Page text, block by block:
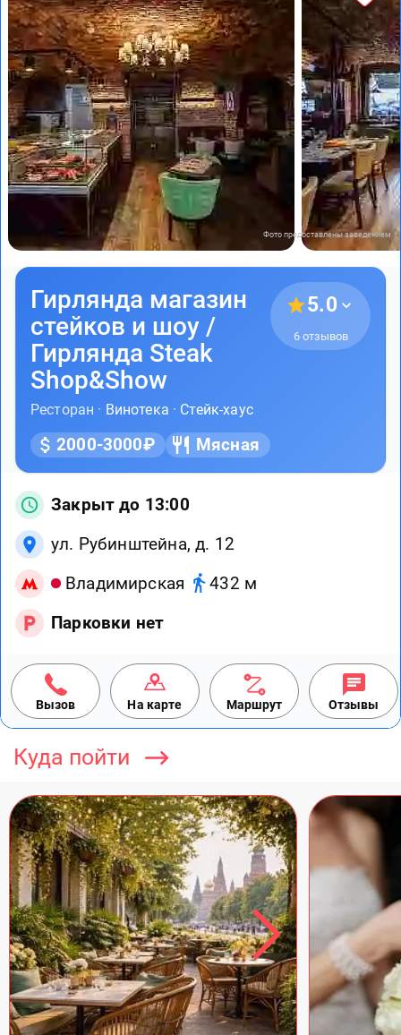
Фото предоставлены заведением
Гирлянда магазин
стейков и шоу /
Гирлянда Steak
Shop&Show
Ресторан · Винотека · Стейк-хаус
5.0
6 отзывов
2000-3000₽ Мясная
Закрыт до 13:00
ул. Рубинштейна, д. 12
Владимирская
432 м
Парковки нет
Вызов На карте Маршрут Отзывы
Куда пойти